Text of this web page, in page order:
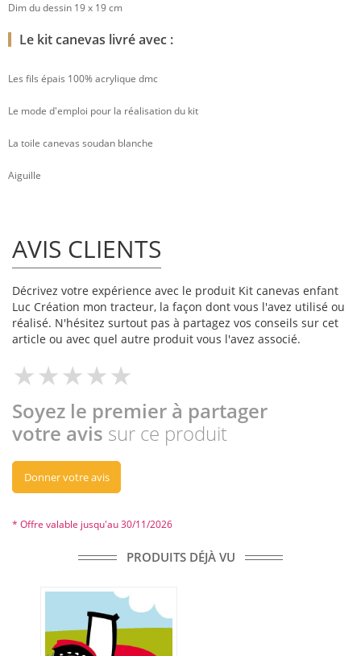
Dim du dessin 19 x 19 cm
Le kit canevas livré avec :
Les fils épais 100% acrylique dmc
Le mode d'emploi pour la réalisation du kit
La toile canevas soudan blanche
Aiguille
AVIS CLIENTS
Décrivez votre expérience avec le produit Kit canevas enfant
Luc Création mon tracteur, la façon dont vous l'avez utilisé ou
réalisé. N'hésitez surtout pas à partagez vos conseils sur cet
article ou avec quel autre produit vous l'avez associé.
Soyez le premier à partager
votre avis sur ce produit
Donner votre avis
* Offre valable jusqu'au 30/11/2026
PRODUITS DÉJÀ VU